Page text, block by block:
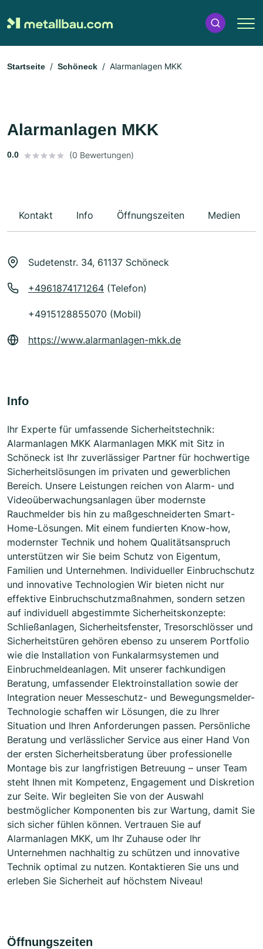
Startseite Schöneck Alarmanlagen MKK
Alarmanlagen MKK
0.0 (0 Bewertungen)
Kontakt Info Öffnungszeiten Medien
Sudetenstr. 34, 61137 Schöneck
+4961874171264 (Telefon)
+4915128855070 (Mobil)
https://www.alarmanlagen-mkk.de
Info
Ihr Experte für umfassende Sicherheitstechnik:
Alarmanlagen MKK Alarmanlagen MKK mit Sitz in
Schöneck ist Ihr zuverlässiger Partner für hochwertige
Sicherheitslösungen im privaten und gewerblichen
Bereich. Unsere Leistungen reichen von Alarm- und
Videoüberwachungsanlagen über modernste
Rauchmelder bis hin zu maßgeschneiderten Smart-
Home-Lösungen. Mit einem fundierten Know-how,
modernster Technik und hohem Qualitätsanspruch
unterstützen wir Sie beim Schutz von Eigentum,
Familien und Unternehmen. Individueller Einbruchschutz
und innovative Technologien Wir bieten nicht nur
effektive Einbruchschutzmaßnahmen, sondern setzen
auf individuell abgestimmte Sicherheitskonzepte:
Schließanlagen, Sicherheitsfenster, Tresorschlösser und
Sicherheitstüren gehören ebenso zu unserem Portfolio
wie die Installation von Funkalarmsystemen und
Einbruchmeldeanlagen. Mit unserer fachkundigen
Beratung, umfassender Elektroinstallation sowie der
Integration neuer Messeschutz- und Bewegungsmelder-
Technologie schaffen wir Lösungen, die zu Ihrer
Situation und Ihren Anforderungen passen. Persönliche
Beratung und verlässlicher Service aus einer Hand Von
der ersten Sicherheitsberatung über professionelle
Montage bis zur langfristigen Betreuung – unser Team
steht Ihnen mit Kompetenz, Engagement und Diskretion
zur Seite. Wir begleiten Sie von der Auswahl
bestmöglicher Komponenten bis zur Wartung, damit Sie
sich sicher fühlen können. Vertrauen Sie auf
Alarmanlagen MKK, um Ihr Zuhause oder Ihr
Unternehmen nachhaltig zu schützen und innovative
Technik optimal zu nutzen. Kontaktieren Sie uns und
erleben Sie Sicherheit auf höchstem Niveau!
Öffnungszeiten